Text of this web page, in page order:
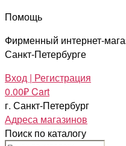
Помощь
Фирменный интернет-
Санкт-Петербурге
Вход | Регистрация
0.00₽Cart
г. Санкт-Петербург
Адреса магазинов
Поиск по каталогу